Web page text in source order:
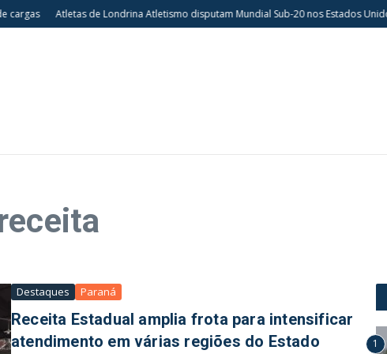
Atletas de Londrina Atletismo disputam Mundial Sub-20 nos Estados Unidos
Destaques Paraná
Receita Estadual amplia frota para intensificar
atendimento em várias regiões do Estado
1